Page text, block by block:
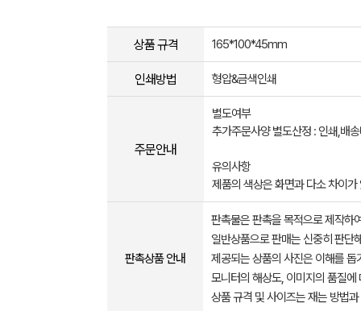
상품 규격 165*100*45mm
인쇄방법 형압&금색인쇄
주문안내
별도여부
추가주문사양 별도산정 : 인쇄,배
유의사항
제품의 색상은 화면과 다소 차이가
판촉상품 안내
판촉물은 판촉을 목적으로 제작하
일반상품으로 판매는 신중히 판단
제공되는 상품의 사진은 이해를
모니터의 해상도, 이미지의 품질
상품 규격 및 사이즈는 재는 방법